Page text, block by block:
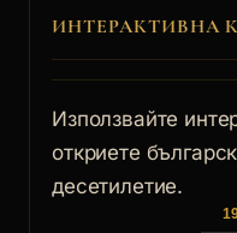
ИНТЕРАКТИВНА
Използвайте
откриете
десетилетие.